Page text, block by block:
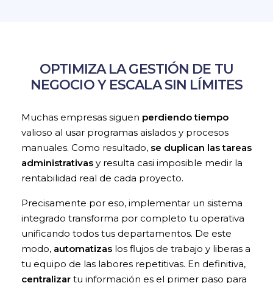
OPTIMIZA LA GESTIÓN DE TU
NEGOCIO Y ESCALA SIN LÍMITES
Muchas empresas siguen perdiendo tiempo
valioso al usar programas aislados y procesos
manuales. Como resultado, se duplican las tareas
administrativas y resulta casi imposible medir la
rentabilidad real de cada proyecto.
Precisamente por eso, implementar un sistema
integrado transforma por completo tu operativa
unificando todos tus departamentos. De este
modo, automatizas los flujos de trabajo y liberas a
tu equipo de las labores repetitivas. En definitiva,
centralizar tu información es el primer paso para